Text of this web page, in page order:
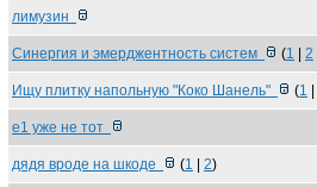
лимузин
Синергия и эмерджентность систем (1 2
Ищу плитку напольную "Коко Шанель" (1
е1 уже не тот
дядя вроде на шкоде (1 2)